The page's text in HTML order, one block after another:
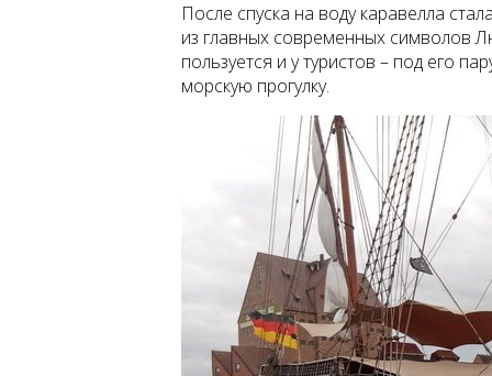
После спуска на воду каравелла
из главных современных символов
пользуется и у туристов – под его
морскую прогулку.